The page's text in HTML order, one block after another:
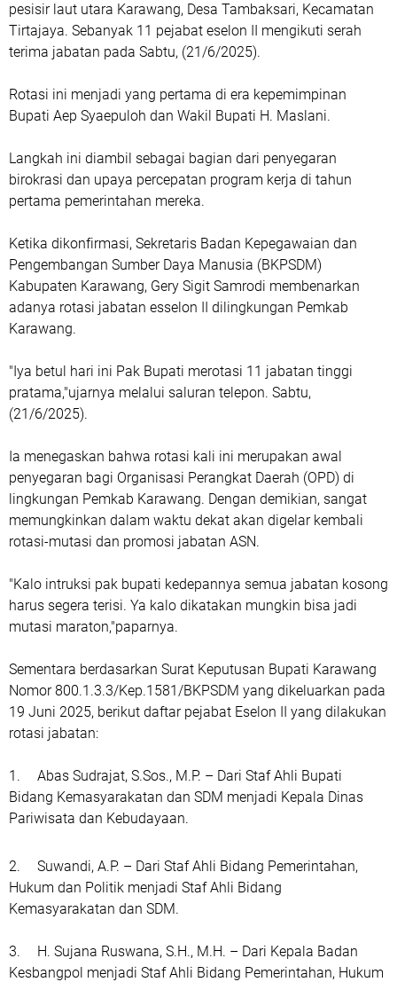
pesisir laut utara Karawang, Desa Tambaksari, Kecamatan
Tirtajaya. Sebanyak 11 pejabat eselon II mengikuti serah
terima jabatan pada Sabtu, (21/6/2025).
Rotasi ini menjadi yang pertama di era kepemimpinan
Bupati Aep Syaepuloh dan Wakil Bupati H. Maslani.
Langkah ini diambil sebagai bagian dari penyegaran
birokrasi dan upaya percepatan program kerja di tahun
pertama pemerintahan mereka.
Ketika dikonfirmasi, Sekretaris Badan Kepegawaian dan
Pengembangan Sumber Daya Manusia (BKPSDM)
Kabupaten Karawang, Gery Sigit Samrodi membenarkan
adanya rotasi jabatan esselon II dilingkungan Pemkab
Karawang.
"Iya betul hari ini Pak Bupati merotasi 11 jabatan tinggi
pratama,"ujarnya melalui saluran telepon. Sabtu,
(21/6/2025).
Ia menegaskan bahwa rotasi kali ini merupakan awal
penyegaran bagi Organisasi Perangkat Daerah (OPD) di
lingkungan Pemkab Karawang. Dengan demikian, sangat
memungkinkan dalam waktu dekat akan digelar kembali
rotasi-mutasi dan promosi jabatan ASN.
"Kalo intruksi pak bupati kedepannya semua jabatan kosong
harus segera terisi. Ya kalo dikatakan mungkin bisa jadi
mutasi maraton,"paparnya.
Sementara berdasarkan Surat Keputusan Bupati Karawang
Nomor 800.1.3.3/Kep.1581/BKPSDM yang dikeluarkan pada
19 Juni 2025, berikut daftar pejabat Eselon II yang dilakukan
rotasi jabatan:
1.
Abas Sudrajat, S.Sos., M.P. – Dari Staf Ahli Bupati
Bidang Kemasyarakatan dan SDM menjadi Kepala Dinas
Pariwisata dan Kebudayaan.
2.
Suwandi, A.P. – Dari Staf Ahli Bidang Pemerintahan,
Hukum dan Politik menjadi Staf Ahli Bidang
Kemasyarakatan dan SDM.
3.
H. Sujana Ruswana, S.H., M.H. – Dari Kepala Badan
Kesbangpol menjadi Staf Ahli Bidang Pemerintahan, Hukum